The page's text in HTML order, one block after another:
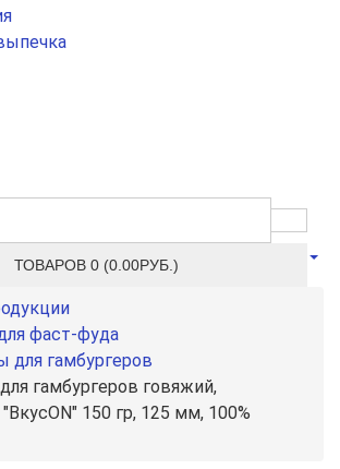
ТОВАРОВ 0 (0.00РУБ.)
фаст-фуда
гамбургеров
гамбургеров говяжий,
150 гр, 125 мм, 100%